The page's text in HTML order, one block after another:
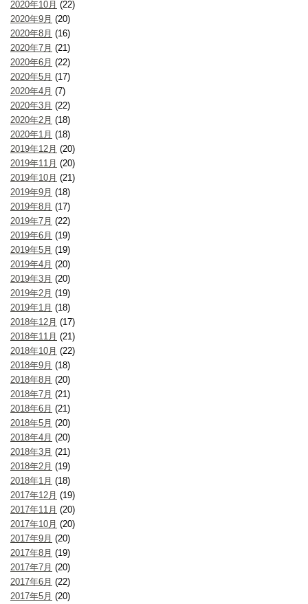
2020年10月 (22)
2020年9月 (20)
2020年8月 (16)
2020年7月 (21)
2020年6月 (22)
2020年5月 (17)
2020年4月 (7)
2020年3月 (22)
2020年2月 (18)
2020年1月 (18)
2019年12月 (20)
2019年11月 (20)
2019年10月 (21)
2019年9月 (18)
2019年8月 (17)
2019年7月 (22)
2019年6月 (19)
2019年5月 (19)
2019年4月 (20)
2019年3月 (20)
2019年2月 (19)
2019年1月 (18)
2018年12月 (17)
2018年11月 (21)
2018年10月 (22)
2018年9月 (18)
2018年8月 (20)
2018年7月 (21)
2018年6月 (21)
2018年5月 (20)
2018年4月 (20)
2018年3月 (21)
2018年2月 (19)
2018年1月 (18)
2017年12月 (19)
2017年11月 (20)
2017年10月 (20)
2017年9月 (20)
2017年8月 (19)
2017年7月 (20)
2017年6月 (22)
2017年5月 (20)